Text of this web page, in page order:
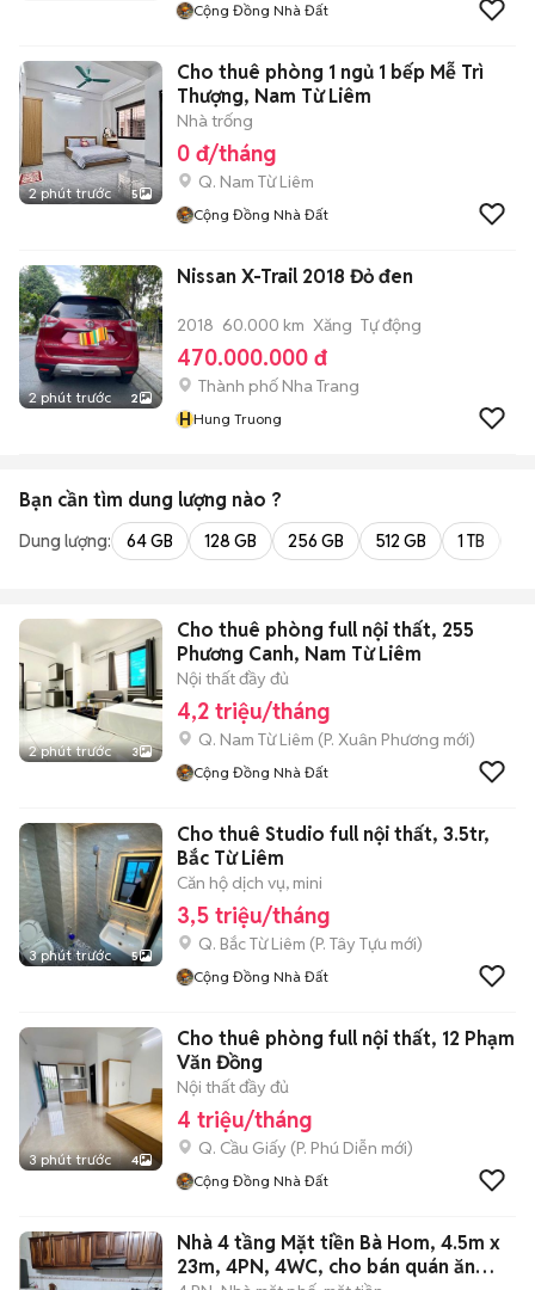
Cộng Đồng Nhà Đất
2 phút trước 5
Cho thuê phòng 1 ngủ 1 bếp Mễ Trì
Thượng, Nam Từ Liêm
Nhà trống
0 đ/tháng
Q. Nam Từ Liêm
Cộng Đồng Nhà Đất
2 phút trước 2
Nissan X-Trail 2018 Đỏ đen
2018 60.000 km Xăng Tự động
470.000.000 đ
Thành phố Nha Trang
HHung Truong
Bạn cần tìm dung lượng nào ?
Dung lượng: 64 GB 128 GB 256 GB 512 GB 1 TB
2 phút trước 3
Cho thuê phòng full nội thất, 255
Phương Canh, Nam Từ Liêm
Nội thất đầy đủ
4,2 triệu/tháng
Q. Nam Từ Liêm (P. Xuân Phương mới)
Cộng Đồng Nhà Đất
3 phút trước 5
Cho thuê Studio full nội thất, 3.5tr,
Bắc Từ Liêm
Căn hộ dịch vụ, mini
3,5 triệu/tháng
Q. Bắc Từ Liêm (P. Tây Tựu mới)
Cộng Đồng Nhà Đất
3 phút trước 4
Cho thuê phòng full nội thất, 12 Phạm
Văn Đồng
Nội thất đầy đủ
4 triệu/tháng
Q. Cầu Giấy (P. Phú Diễn mới)
Cộng Đồng Nhà Đất
Nhà 4 tầng Mặt tiền Bà Hom, 4.5m x
23m, 4PN, 4WC, cho bán quán ăn